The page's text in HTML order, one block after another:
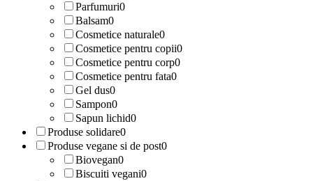
Parfumuri0
Balsam0
Cosmetice naturale0
Cosmetice pentru copii0
Cosmetice pentru corp0
Cosmetice pentru fata0
Gel dus0
Sampon0
Sapun lichid0
Produse solidare0
Produse vegane si de post0
Biovegan0
Biscuiti vegani0